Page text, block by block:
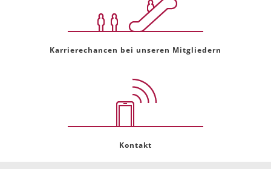
Karrierechancen bei unseren Mitgliedern
Kontakt